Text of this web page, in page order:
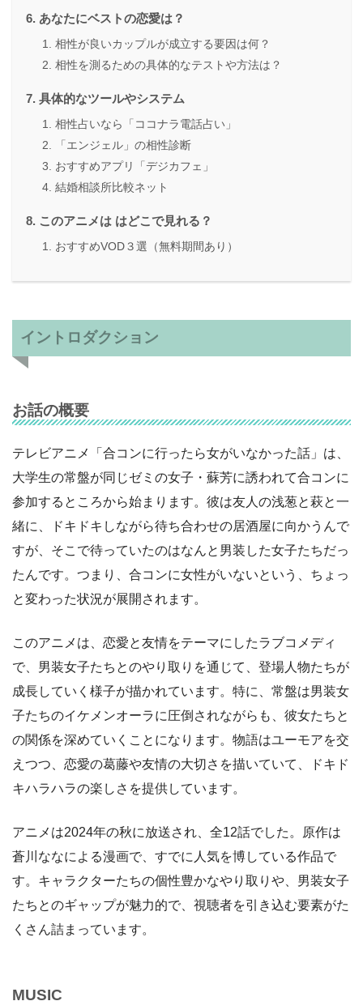
あなたにベストの恋愛は？
相性が良いカップルが成立する要因は何？
相性を測るための具体的なテストや方法は？
具体的なツールやシステム
相性占いなら「ココナラ電話占い」
「エンジェル」の相性診断
おすすめアプリ「デジカフェ」
結婚相談所比較ネット
このアニメは はどこで見れる？
おすすめVOD３選（無料期間あり）
イントロダクション
お話の概要
テレビアニメ「合コンに行ったら女がいなかった話」は、
大学生の常盤が同じゼミの女子・蘇芳に誘われて合コンに
参加するところから始まります。彼は友人の浅葱と萩と一
緒に、ドキドキしながら待ち合わせの居酒屋に向かうんで
すが、そこで待っていたのはなんと男装した女子たちだっ
たんです。つまり、合コンに女性がいないという、ちょっ
と変わった状況が展開されます。
このアニメは、恋愛と友情をテーマにしたラブコメディ
で、男装女子たちとのやり取りを通じて、登場人物たちが
成長していく様子が描かれています。特に、常盤は男装女
子たちのイケメンオーラに圧倒されながらも、彼女たちと
の関係を深めていくことになります。物語はユーモアを交
えつつ、恋愛の葛藤や友情の大切さを描いていて、ドキド
キハラハラの楽しさを提供しています。
アニメは2024年の秋に放送され、全12話でした。原作は
蒼川ななによる漫画で、すでに人気を博している作品で
す。キャラクターたちの個性豊かなやり取りや、男装女子
たちとのギャップが魅力的で、視聴者を引き込む要素がた
くさん詰まっています。
MUSIC